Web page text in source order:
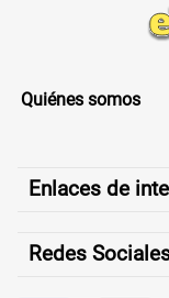
Quiénes somos
Enlaces de
Redes